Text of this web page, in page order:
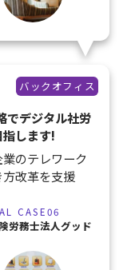
バックオフィス
でデジタル社労
指します!
のテレワーク
方改革を支援
CASE06
労務士法人グッド